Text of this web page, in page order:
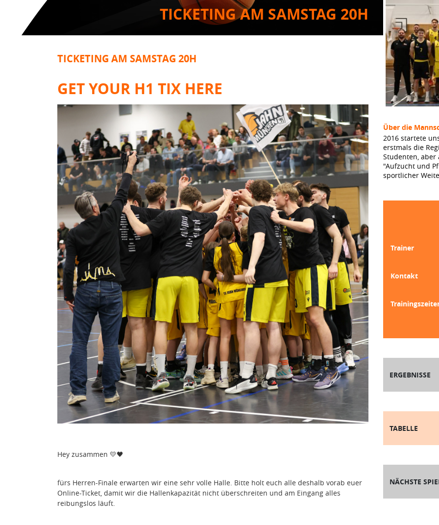
TICKETING AM SAMSTAG 20H
TICKETING AM SAMSTAG 20H
GET YOUR H1 TIX HERE
Hey zusammen 💛🖤
fürs Herren-Finale erwarten wir eine sehr volle Halle. Bitte holt euch alle deshalb vorab euer
Online-Ticket, damit wir die Hallenkapazität nicht überschreiten und am Eingang alles
reibungslos läuft.
Über die
2016 startete
erstmals die
Studenten, aber
"Aufzucht und
sportlicher
Trainer
Kontakt
ERGEBNISSE
TABELLE
NÄCHSTE